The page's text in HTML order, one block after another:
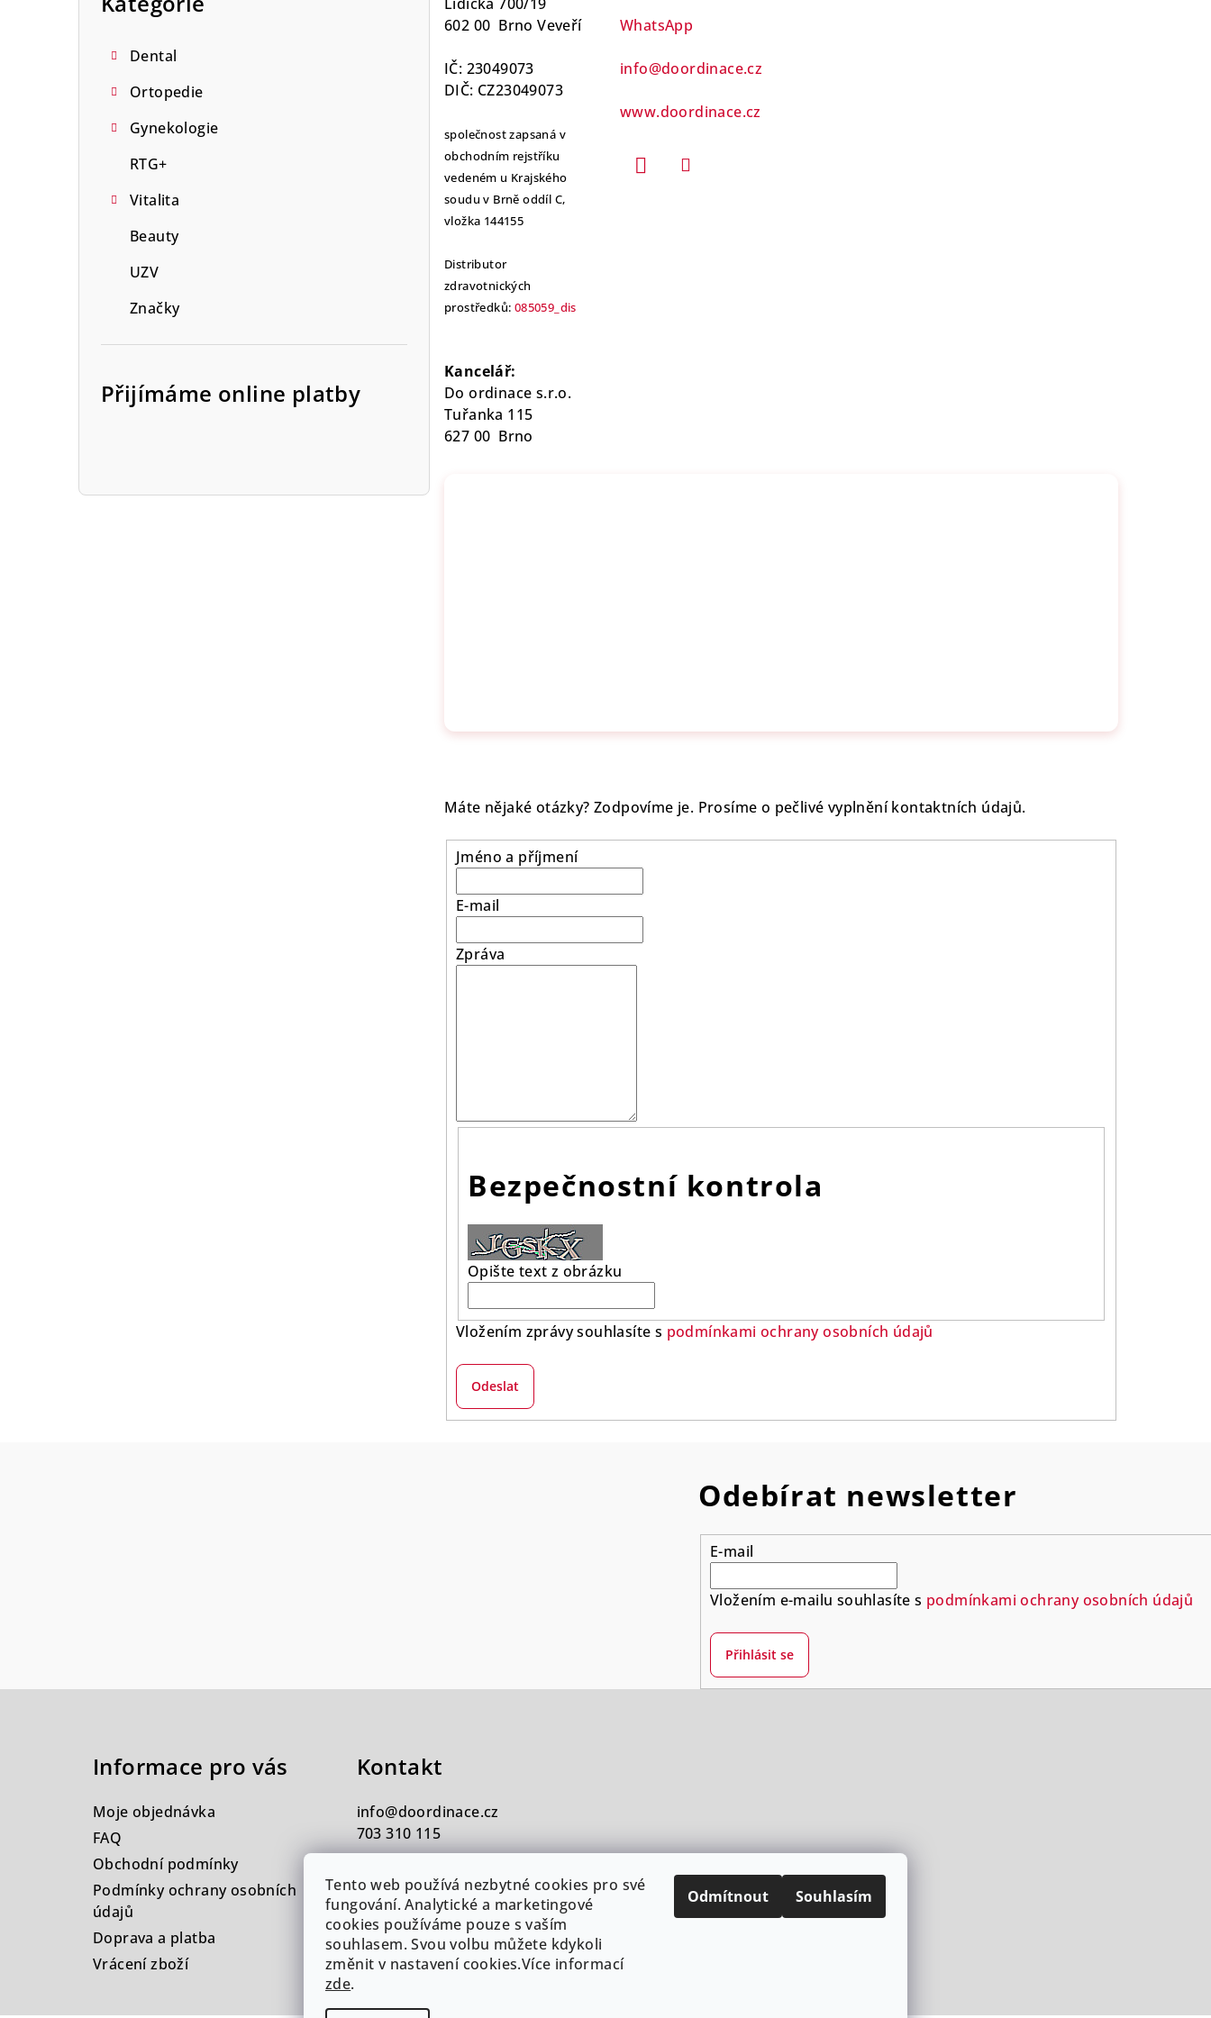
Tento web používá nezbytné cookies pro své
fungování. Analytické a marketingové
cookies používáme pouze s vaším
souhlasem. Svou volbu můžete kdykoli
změnit v nastavení cookies.Více informací
zde.
Odmítnout Souhlasím
Dental
Ortopedie
Gynekologie
RTG+
Vitalita
Beauty
UZV
Značky
Přijímáme online platby
602 00 Brno Veveří
IČ: 23049073
DIČ: CZ23049073
společnost zapsaná v
obchodním rejstříku
vedeném u Krajského
soudu v Brně oddíl C,
vložka 144155
Distributor
zdravotnických
prostředků: 085059_dis
WhatsApp
info@doordinace.cz
www.doordinace.cz
Kancelář:
Do ordinace s.r.o.
Tuřanka 115
627 00 Brno
Máte nějaké otázky? Zodpovíme je. Prosíme o pečlivé vyplnění kontaktních údajů.
Jméno a příjmení
E-mail
Zpráva
Bezpečnostní kontrola
Opište text z obrázku
Vložením zprávy souhlasíte s podmínkami ochrany osobních údajů
Odeslat
Odebírat newsletter
E-mail
Vložením e-mailu souhlasíte s podmínkami ochrany osobních údajů
Přihlásit se
Informace pro vás
Moje objednávka
FAQ
Obchodní podmínky
Podmínky ochrany osobních
údajů
Doprava a platba
Vrácení zboží
Kontakt
info@doordinace.cz
703 310 115